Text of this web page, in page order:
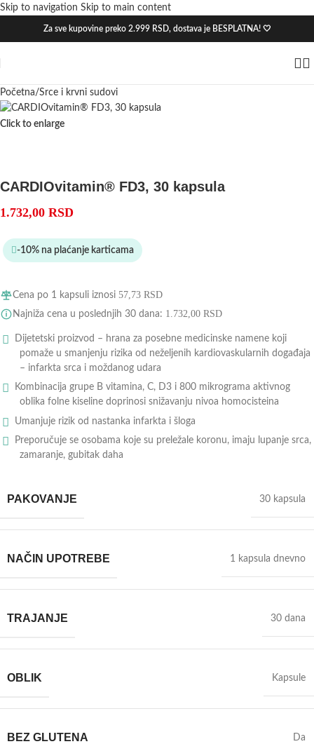
Skip to navigation Skip to main content
Za sve kupovine preko 2.999 RSD, dostava je BESPLATNA! 🤍
Početna/Srce i krvni sudovi
Click to enlarge
CARDIOvitamin® FD3, 30 kapsula
1.732,00 RSD
-10% na plaćanje karticama
Cena po 1 kapsuli iznosi 57,73 RSD
Najniža cena u poslednjih 30 dana: 1.732,00 RSD
Dijetetski proizvod – hrana za posebne medicinske namene koji
pomaže u smanjenju rizika od neželjenih kardiovaskularnih događaja
– infarkta srca i moždanog udara
Kombinacija grupe B vitamina, C, D3 i 800 mikrograma aktivnog
oblika folne kiseline doprinosi snižavanju nivoa homocisteina
Umanjuje rizik od nastanka infarkta i šloga
Preporučuje se osobama koje su preležale koronu, imaju lupanje srca,
zamaranje, gubitak daha
PAKOVANJE 30 kapsula
NAČIN UPOTREBE 1 kapsula dnevno
TRAJANJE 30 dana
OBLIK Kapsule
BEZ GLUTENA Da